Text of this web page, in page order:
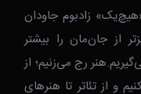
زادبوم جاودان
از جان‌مان را بیشتر
رج می‌زنیم؛ از
و از تئاتر تا هنرهای